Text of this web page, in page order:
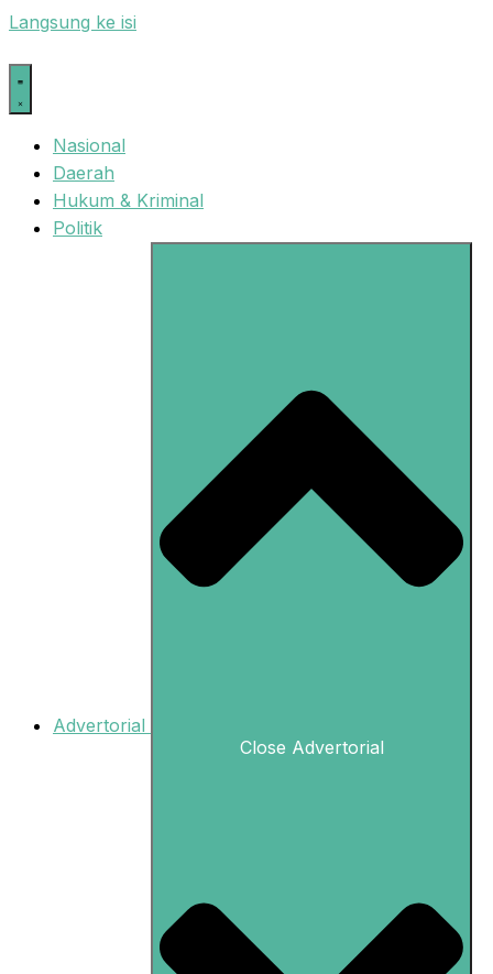
Langsung ke isi
Nasional
Daerah
Hukum & Kriminal
Politik
Advertorial
Close Advertorial